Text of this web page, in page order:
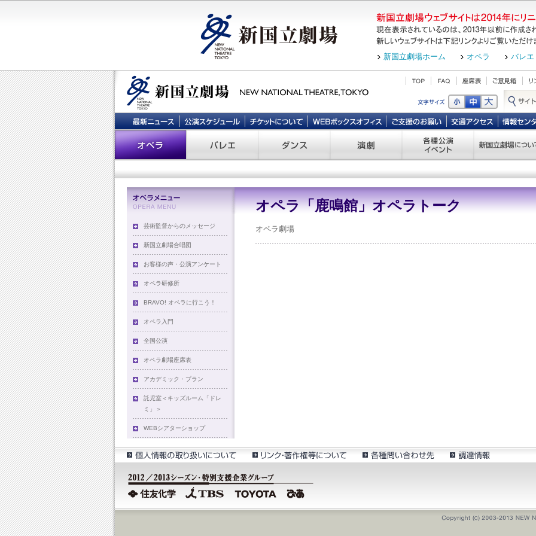
新国立劇場ホーム オペラ バレエ
芸術監督からのメッセージ
新国立劇場合唱団
お客様の声・公演アンケート
オペラ研修所
BRAVO! オペラに行こう！
オペラ入門
全国公演
オペラ劇場座席表
アカデミック・プラン
託児室＜キッズルーム「ドレ
ミ」＞
WEBシアターショップ
オペラ「鹿鳴館」オペラトーク
オペラ劇場